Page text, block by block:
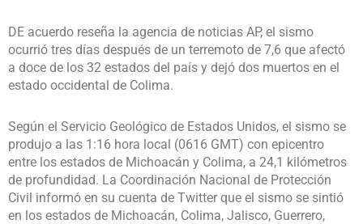
DE acuerdo reseña la agencia de noticias AP, el sismo
ocurrió tres días después de un terremoto de 7,6 que afectó
a doce de los 32 estados del país y dejó dos muertos en el
estado occidental de Colima.
Según el Servicio Geológico de Estados Unidos, el sismo se
produjo a las 1:16 hora local (0616 GMT) con epicentro
entre los estados de Michoacán y Colima, a 24,1 kilómetros
de profundidad. La Coordinación Nacional de Protección
Civil informó en su cuenta de Twitter que el sismo se sintió
en los estados de Michoacán, Colima, Jalisco, Guerrero,